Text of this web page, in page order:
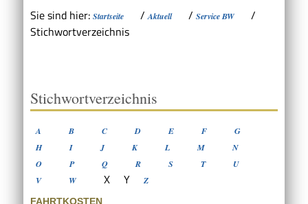
Sie sind hier: Startseite /Aktuell / Service BW
/
Stichwortverzeichnis
Stichwortverzeichnis
A B C D E F
G
H
I J K L M
N
O
P Q R S T
U
V
W X Y Z
FAHRTKOSTEN